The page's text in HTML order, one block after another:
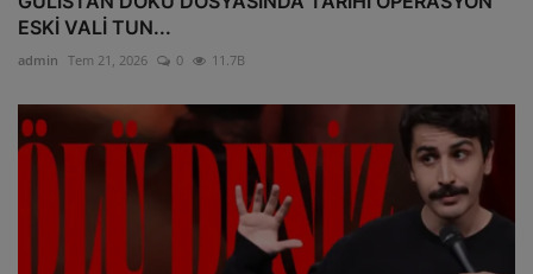
ESKİ VALİ TUN...
admin Tem 21, 2026 0 11.7B